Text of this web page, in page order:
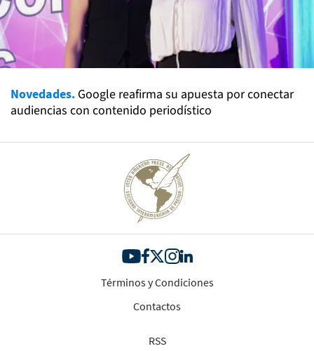
Novedades. Google reafirma su apuesta por conectar
audiencias con contenido periodístico
Términos y Condiciones
Contactos
RSS